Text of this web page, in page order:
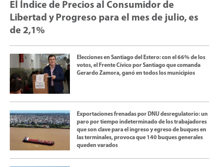
El Índice de Precios al Consumidor de
Libertad y Progreso para el mes de julio, es
de 2,1%
Elecciones en Santiago del Estero: con el 66% de los
votos, el Frente Cívico por Santiago que comanda
Gerardo Zamora, ganó en todos los municipios
Exportaciones frenadas por DNU desregulatorio: un
paro por tiempo indeterminado de los trabajadores
que son clave para el ingreso y egreso de buques en
las terminales, provoca que 140 buques generales
queden varados